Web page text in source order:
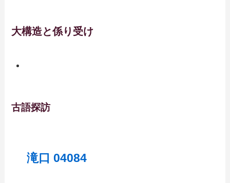
大構造と係り受け
古語探訪
滝口 04084